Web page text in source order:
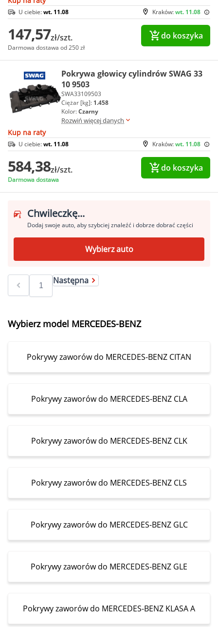
Kraków:wt. 11.08
U ciebie:wt. 11.08
147,57zł/szt.
Darmowa dostawa od 250 zł
do koszyka
Pokrywa głowicy cylindrów SWAG 33
10 9503
SWA33109503
Ciężar [kg]: 1.458
Kolor:Czarny
Rozwiń więcej danych
Kup na raty
Kraków:wt. 11.08
U ciebie:wt. 11.08
584,38zł/szt.
Darmowa dostawa
do koszyka
Chwileczkę...
Dodaj swoje auto, aby szybciej znaleźć i dobrze dobrać części
Wybierz auto
Następna
Wybierz model MERCEDES-BENZ
Pokrywy zaworów do MERCEDES-BENZ CITAN
Pokrywy zaworów do MERCEDES-BENZ CLA
Pokrywy zaworów do MERCEDES-BENZ CLK
Pokrywy zaworów do MERCEDES-BENZ CLS
Pokrywy zaworów do MERCEDES-BENZ GLC
Pokrywy zaworów do MERCEDES-BENZ GLE
Pokrywy zaworów do MERCEDES-BENZ KLASA A